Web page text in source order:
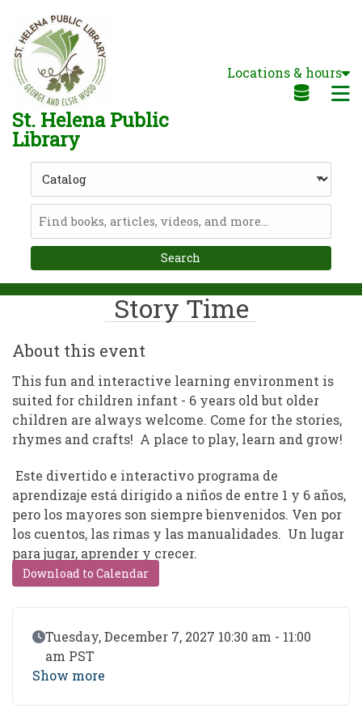
Skip to main navigation
Skip to search bar
Skip to main content
Skip to footer
St. Helena Public
Library
Locations & hours
Type
Story Time
About this event
This fun and interactive learning environment is
suited for children infant - 6 years old but older
children are always welcome. Come for the stories,
rhymes and crafts! A place to play, learn and grow!
Este divertido e interactivo programa de
aprendizaje está dirigido a niños de entre 1 y 6 años,
pero los mayores son siempre bienvenidos. Ven por
los cuentos, las rimas y las manualidades. Un lugar
para jugar, aprender y crecer.
Download to Calendar
Event Date
Tuesday, December 7, 2027 10:30 am - 11:00
am PST
Show more